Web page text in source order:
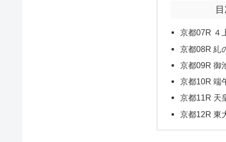
京都07R ４
京都08R 糺
京都09R 御
京都10R 端
京都11R 天
京都12R 東